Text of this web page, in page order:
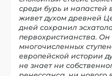
среди бурь и напастей
живет духом древней
дней сохранил
первохристианства.
многочисленных
европейской истории
не знает ни